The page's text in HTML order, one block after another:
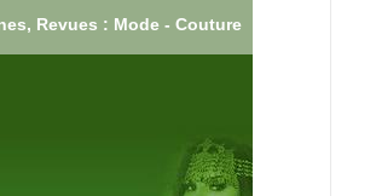
Revues : Mode - Couture